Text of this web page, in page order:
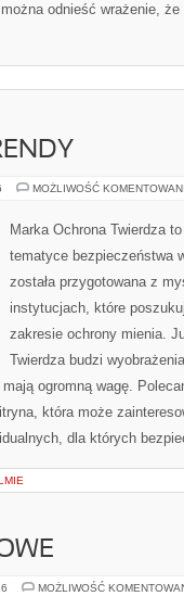
odnieść wrażenie,
MOŻLIWOŚĆ
Marka Ochrona Twierdza
tematyce bezpieczeństwa
została przygotowana z
instytucjach, które
zakresie ochrony mienia.
Twierdza budzi
ogromną wagę.
która może
dla których
MOŻLIWOŚĆ